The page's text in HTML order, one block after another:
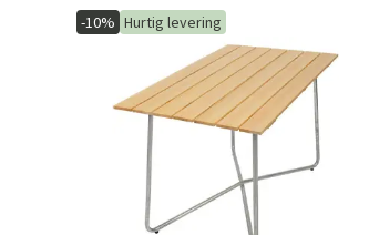
Sverige
Norge
-10% Hurtig levering